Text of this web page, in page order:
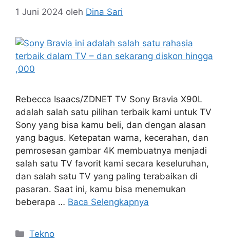
1 Juni 2024 oleh Dina Sari
Rebecca Isaacs/ZDNET TV Sony Bravia X90L
adalah salah satu pilihan terbaik kami untuk TV
Sony yang bisa kamu beli, dan dengan alasan
yang bagus. Ketepatan warna, kecerahan, dan
pemrosesan gambar 4K membuatnya menjadi
salah satu TV favorit kami secara keseluruhan,
dan salah satu TV yang paling terabaikan di
pasaran. Saat ini, kamu bisa menemukan
beberapa … Baca Selengkapnya
Kategori
Tekno